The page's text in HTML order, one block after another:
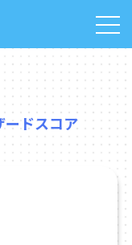
ードスコア